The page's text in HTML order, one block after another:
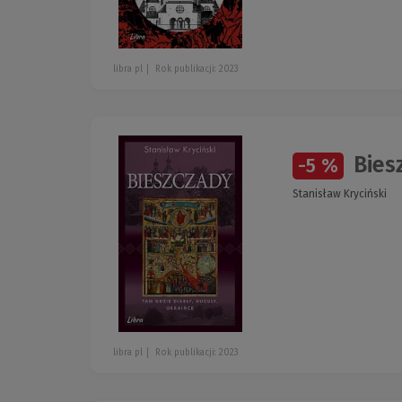
libra pl Rok publikacji: 2023
-5 %
Stanisław Kryciński
libra pl Rok publikacji: 2023